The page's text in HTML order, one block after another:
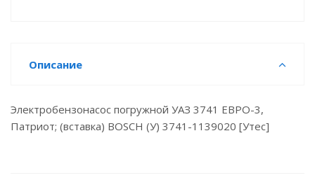
Описание
Электробензонасос погружной УАЗ 3741 ЕВРО-3,
Патриот; (вставка) BOSCH (У) 3741-1139020 [Утес]